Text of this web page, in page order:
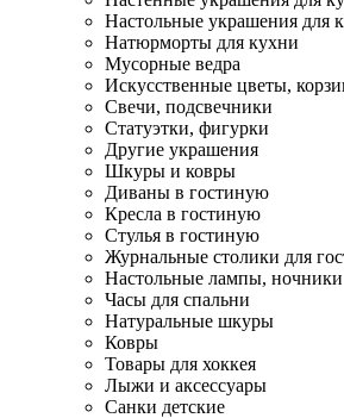
Настольные украшения для
Натюрморты для кухни
Мусорные ведра
Искусственные цветы,
Свечи, подсвечники
Статуэтки, фигурки
Другие украшения
Шкуры и ковры
Диваны в гостиную
Кресла в гостиную
Стулья в гостиную
Журнальные столики для
Настольные лампы, ночники
Часы для спальни
Натуральные шкуры
Ковры
Товары для хоккея
Лыжи и аксессуары
Санки детские